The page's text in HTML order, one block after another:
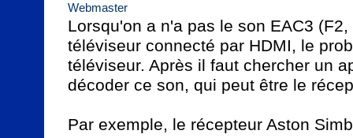
Webmaster
Lorsqu'on a n'a pas le son EAC3
téléviseur connecté par HDMI, le
téléviseur. Après il faut chercher un
décoder ce son, qui peut être le
Par exemple, le récepteur Aston